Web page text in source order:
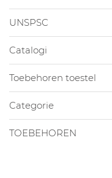
UNSPSC
Catalogi
Toebehoren toestel
Categorie
TOEBEHOREN